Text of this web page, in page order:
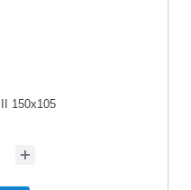
150x105